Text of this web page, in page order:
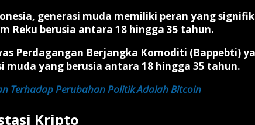
generasi muda memiliki peran yang
Reku berusia antara 18 hingga 35 tahun.
Perdagangan Berjangka Komoditi (Bappebti)
yang berusia antara 18 hingga 35 tahun.
Terhadap Perubahan Politik Adalah Bitcoin
Kripto